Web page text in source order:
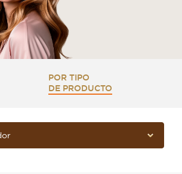
POR TIPO
DE PRODUCTO